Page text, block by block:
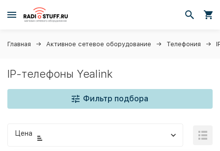
Главная Активное сетевое оборудование Телефония
IP-телефоны Yealink
Фильтр подбора
Цена